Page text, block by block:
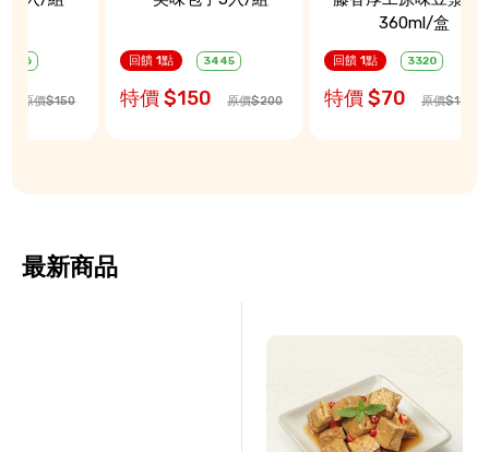
3446
原價$150
回饋 1點 3445
特價 $150 原價$200
360ml/盒
回饋 1點 3320
特價 $70 原價$125
最新商品